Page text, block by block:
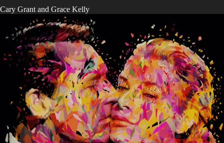
Cary Grant and Grace Kelly